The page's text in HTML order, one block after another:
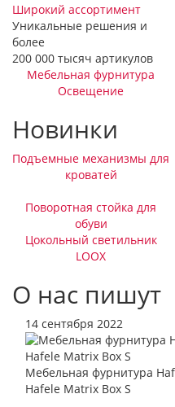
Широкий ассортимент
Уникальные решения и
более
200 000 тысяч артикулов
Мебельная фурнитура
Освещение
Новинки
Подъемные механизмы для
кроватей
Поворотная стойка для
обуви
Цокольный светильник
LOOX
О нас пишут
14 сентября 2022
Мебельная фурнитура
Hafele Matrix Box S